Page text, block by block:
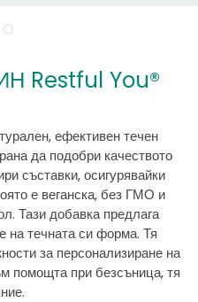
Restful You®
ефективен течен
да подобри качеството
съставки, осигурявайки
е веганска, без ГМО и
Тази добавка предлага
на течната си форма. Тя
за персонализиране на
помощта при безсъница, тя